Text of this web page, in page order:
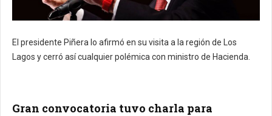
El presidente Piñera lo afirmó en su visita a la región de Los
Lagos y cerró así cualquier polémica con ministro de Hacienda.
Gran convocatoria tuvo charla para